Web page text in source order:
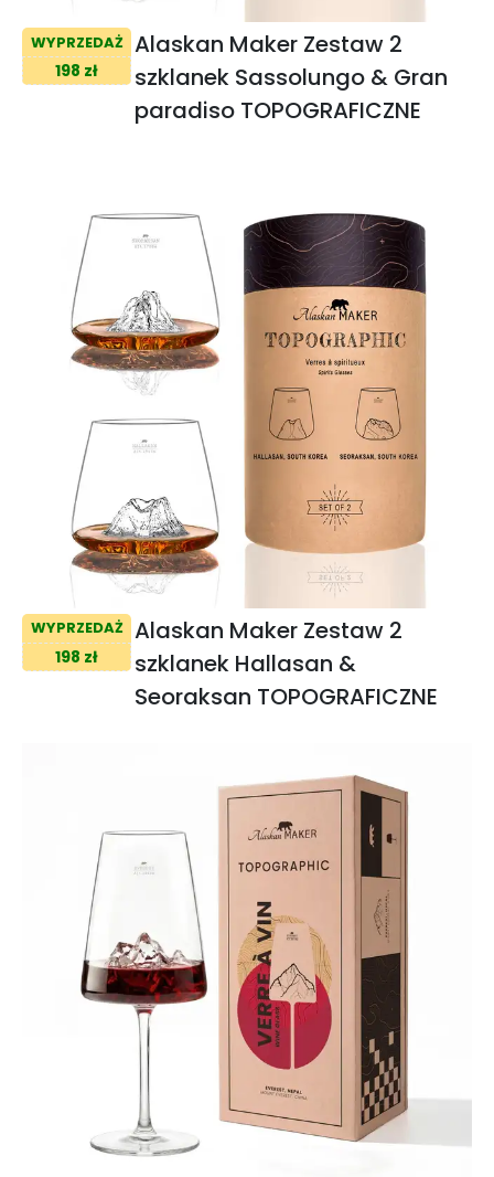
WYPRZEDAŻ
198 zł
Alaskan Maker Zestaw 2
szklanek Sassolungo & Gran
paradiso TOPOGRAFICZNE
WYPRZEDAŻ
198 zł
Alaskan Maker Zestaw 2
szklanek Hallasan &
Seoraksan TOPOGRAFICZNE